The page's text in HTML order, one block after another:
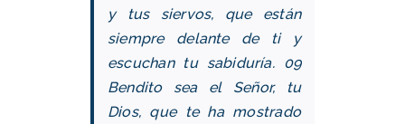
y tus siervos, que están
siempre delante de ti y
escuchan tu sabiduría. 09
Bendito sea el Señor, tu
Dios, que te ha mostrado